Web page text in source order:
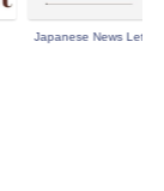
Japanese News Letter